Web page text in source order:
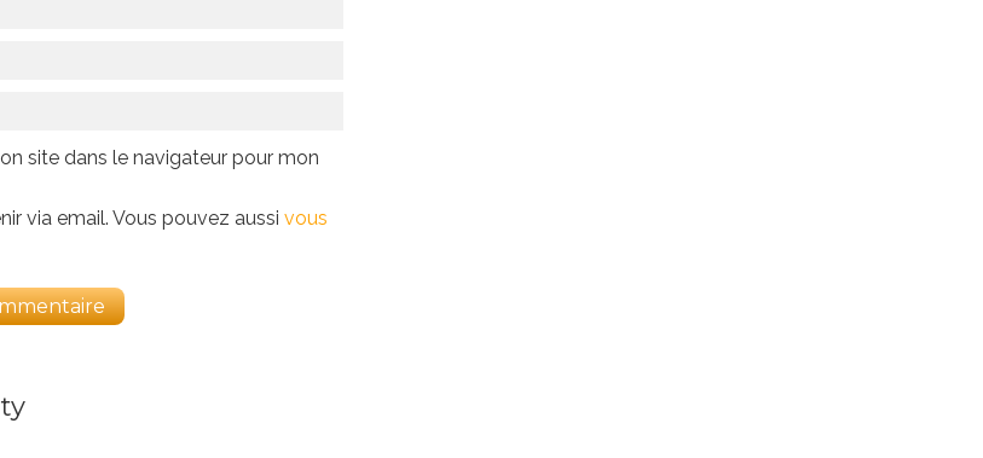
site dans le navigateur pour mon
via email. Vous pouvez aussi vous